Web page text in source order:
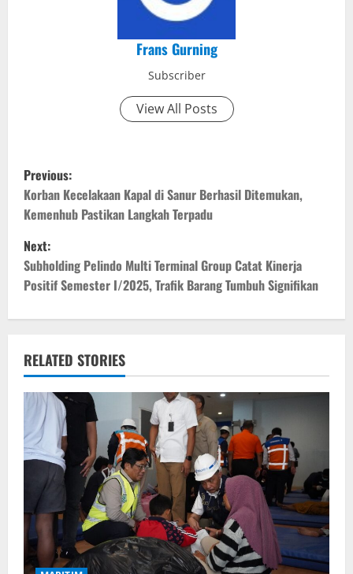
Frans Gurning
Subscriber
View All Posts
P
o
s
t
n
v
i
g
a
i
o
Previous:
Korban Kecelakaan Kapal di Sanur Berhasil Ditemukan,
Kemenhub Pastikan Langkah Terpadu
Next:
Subholding Pelindo Multi Terminal Group Catat Kinerja
Positif Semester I/2025, Trafik Barang Tumbuh Signifikan
RELATED STORIES